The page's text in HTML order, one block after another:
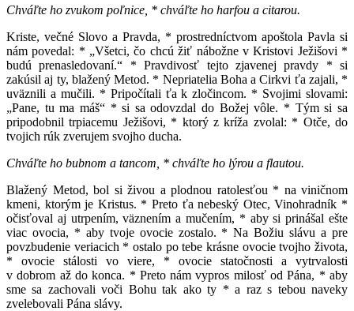
Chváľte ho zvukom poľnice, * chváľte ho harfou a citarou.
Kriste, večné Slovo a Pravda, * prostredníctvom apoštola Pavla si
nám povedal: * „Všetci, čo chcú žiť nábožne v Kristovi Ježišovi *
budú prenasledovaní.“ * Pravdivosť tejto zjavenej pravdy * si
zakúsil aj ty, blažený Metod. * Nepriatelia Boha a Cirkvi ťa zajali, *
uväznili a mučili. * Pripočítali ťa k zločincom. * Svojimi slovami:
„Pane, tu ma máš“ * si sa odovzdal do Božej vôle. * Tým si sa
pripodobnil trpiacemu Ježišovi, * ktorý z kríža zvolal: * Otče, do
tvojich rúk zverujem svojho ducha.
Chváľte ho bubnom a tancom, * chváľte ho lýrou a flautou.
Blažený Metod, bol si živou a plodnou ratolesťou * na viničnom
kmeni, ktorým je Kristus. * Preto ťa nebeský Otec, Vinohradník *
očisťoval aj utrpením, väznením a mučením, * aby si prinášal ešte
viac ovocia, * aby tvoje ovocie zostalo. * Na Božiu slávu a pre
povzbudenie veriacich * ostalo po tebe krásne ovocie tvojho života,
* ovocie stálosti vo viere, * ovocie statočnosti a vytrvalosti
v dobrom až do konca. * Preto nám vypros milosť od Pána, * aby
sme sa zachovali voči Bohu tak ako ty * a raz s tebou naveky
zvelebovali Pána slávy.